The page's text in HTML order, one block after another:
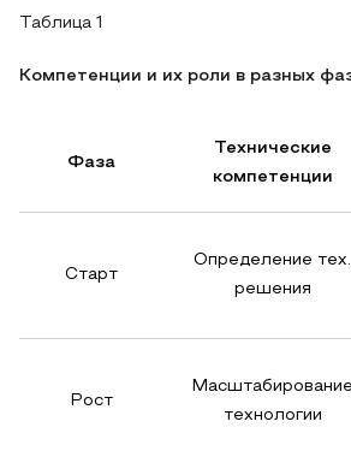
Таблица 1
Компетенции и их роли в разных
Фаза
Технические
компетенции
Старт
Определение тех.
решения
Рост
Масштабирование
технологии